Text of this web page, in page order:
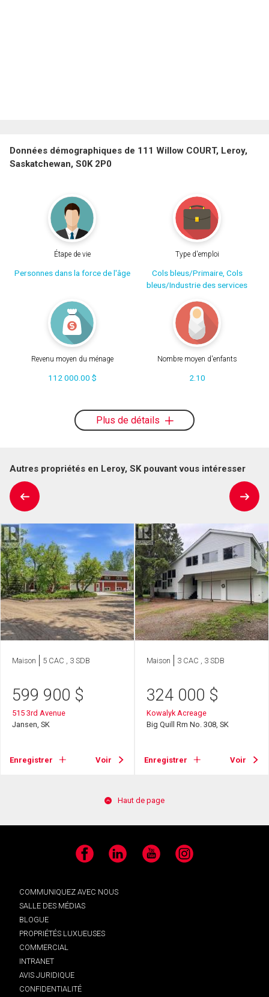
Données démographiques de 111 Willow COURT, Leroy,
Saskatchewan, S0K 2P0
Étape de vie
Personnes dans la force de l'âge
Type d'emploi
Cols bleus/Primaire, Cols
bleus/Industrie des services
Revenu moyen du ménage
112 000.00 $
Nombre moyen d'enfants
2.10
Plus de détails
Autres propriétés en Leroy, SK pouvant vous intéresser
Maison 5 CAC , 3 SDB
599 900 $
515 3rd Avenue
Jansen, SK
Enregistrer Voir
Maison 3 CAC , 3 SDB
324 000 $
Kowalyk Acreage
Big Quill Rm No. 308, SK
Enregistrer Voir
Haut de page
Facebook LinkedIn YouTube Instagram
COMMUNIQUEZ AVEC NOUS
SALLE DES MÉDIAS
BLOGUE
PROPRIÉTÉS LUXUEUSES
COMMERCIAL
INTRANET
AVIS JURIDIQUE
CONFIDENTIALITÉ